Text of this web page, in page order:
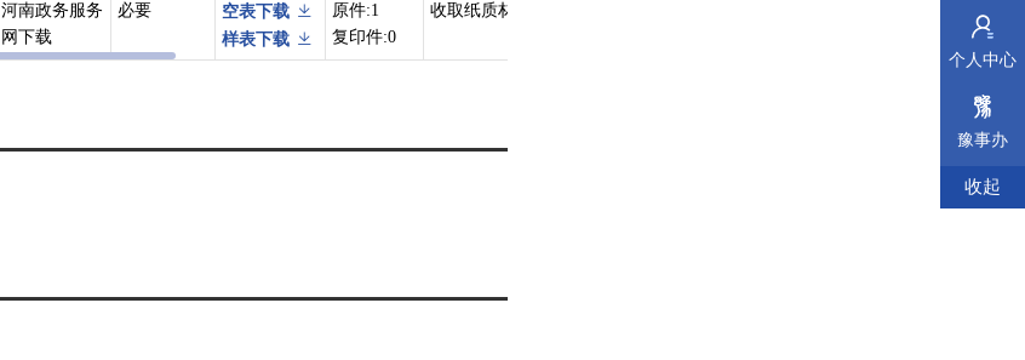
河南政务服务
网下载
必要
空表下载
样表下载
原件:1
复印件:0
收取纸质材料
个人中心
豫事办
收起